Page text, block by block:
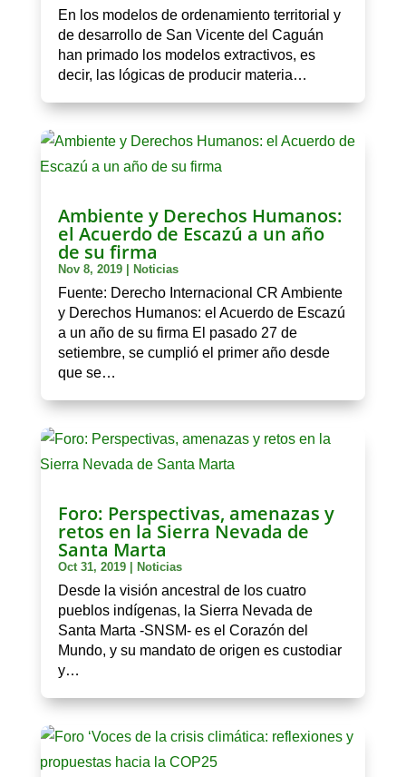
En los modelos de ordenamiento territorial y
de desarrollo de San Vicente del Caguán
han primado los modelos extractivos, es
decir, las lógicas de producir materia…
Ambiente y Derechos Humanos:
el Acuerdo de Escazú a un año
de su firma
Nov 8, 2019| Noticias
Fuente: Derecho Internacional CR Ambiente
y Derechos Humanos: el Acuerdo de Escazú
a un año de su firma El pasado 27 de
setiembre, se cumplió el primer año desde
que se…
Foro: Perspectivas, amenazas y
retos en la Sierra Nevada de
Santa Marta
Oct 31, 2019| Noticias
Desde la visión ancestral de los cuatro
pueblos indígenas, la Sierra Nevada de
Santa Marta -SNSM- es el Corazón del
Mundo, y su mandato de origen es custodiar
y…